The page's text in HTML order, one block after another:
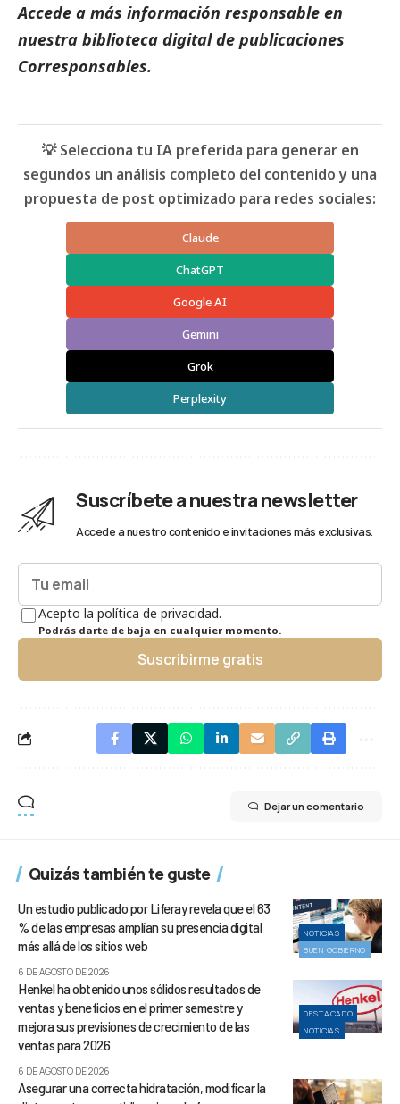
Accede a más información responsable en
nuestra biblioteca digital de publicaciones
Corresponsables.
💡 Selecciona tu IA preferida para generar en
segundos un análisis completo del contenido y una
propuesta de post optimizado para redes sociales:
Claude
ChatGPT
Google AI
Gemini
Grok
Perplexity
Suscríbete a nuestra newsletter
Accede a nuestro contenido e invitaciones más exclusivas.
Acepto la política de privacidad.
Podrás darte de baja en cualquier momento.
Suscribirme gratis
Dejar un comentario
Quizás también te guste
NOTICIAS
BUEN GOBIERNO
Un estudio publicado por Liferay revela que el 63
% de las empresas amplían su presencia digital
más allá de los sitios web
6 DE AGOSTO DE 2026
DESTACADO
NOTICIAS
Henkel ha obtenido unos sólidos resultados de
ventas y beneficios en el primer semestre y
mejora sus previsiones de crecimiento de las
ventas para 2026
6 DE AGOSTO DE 2026
Asegurar una correcta hidratación, modificar la